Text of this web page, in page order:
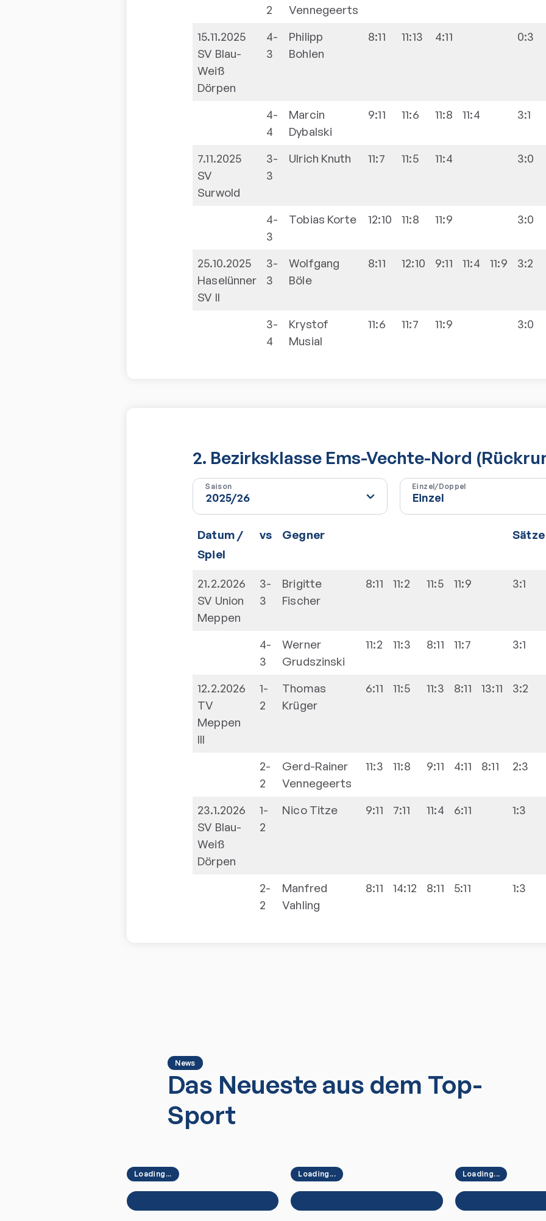
2
Vennegeerts
15.11.2025
SV Blau-
Weiß
Dörpen
4-
3
Philipp
Bohlen
8:11 11:13 4:11 0:3
4-
4
Marcin
Dybalski
9:11 11:6 11:8 11:4 3:1
7.11.2025
SV
Surwold
3-
3
Ulrich Knuth 11:7 11:5 11:4 3:0
4-
3
Tobias Korte 12:10 11:8 11:9 3:0
25.10.2025
Haselünner
SV II
3-
3
Wolfgang
Böle
8:11 12:10 9:11 11:4 11:9 3:2
3-
4
Krystof
Musial
11:6 11:7 11:9 3:0
2. Bezirksklasse Ems-Vechte-Nord
Saison Einzel/Doppel
Datum /
Spiel
vs Gegner Sätze
21.2.2026
SV Union
Meppen
3-
3
Brigitte
Fischer
8:11 11:2 11:5 11:9 3:1
4-
3
Werner
Grudszinski
11:2 11:3 8:11 11:7 3:1
12.2.2026
TV
Meppen
III
1-
2
Thomas
Krüger
6:11 11:5 11:3 8:11 13:11 3:2
2-
2
Gerd-Rainer
Vennegeerts
11:3 11:8 9:11 4:11 8:11 2:3
23.1.2026
SV Blau-
Weiß
Dörpen
1-
2
Nico Titze 9:11 7:11 11:4 6:11 1:3
2-
2
Manfred
Vahling
8:11 14:12 8:11 5:11 1:3
News
Das Neueste aus dem Top-
Sport
Loading... Loading... Loading...